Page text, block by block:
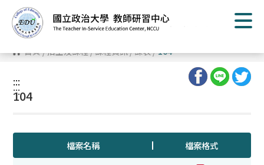
到
主
要
容 首頁/招生及課程/課程資訊/課表/104
:::
:::
104
檔案名稱 檔案格式